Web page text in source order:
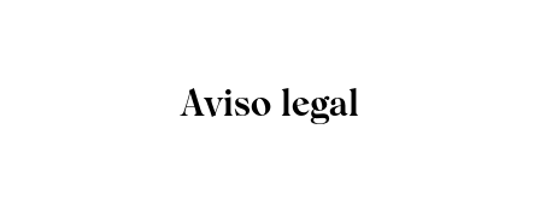
Aviso legal